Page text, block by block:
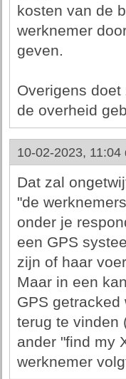
kosten van de
werknemer
geven.
Overigens
de overheid
10-02-2023, 11:04
Dat zal
"de
onder je
een GPS
zijn of haar
Maar in een
GPS
terug te vinden
ander "find my
werknemer